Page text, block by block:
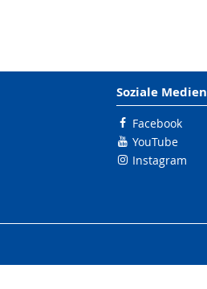
Soziale Medien
Facebook
YouTube
Instagram